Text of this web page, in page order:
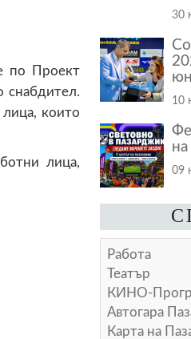
по Проект
снабдител.
които
лица,
30
10
09
Работа
Театър
КИНО-
Автогара
Карта на